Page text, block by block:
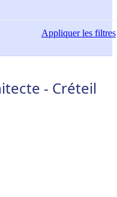
Appliquerles filtres
- Créteil